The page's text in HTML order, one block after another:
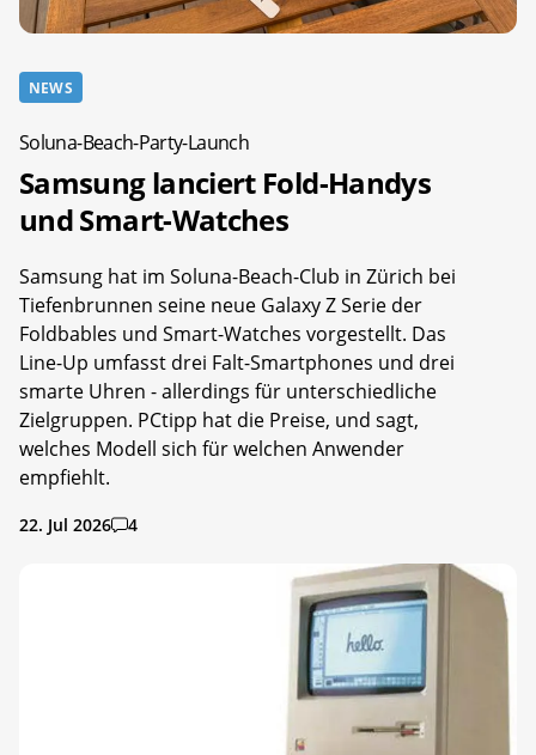
NEWS
Soluna-Beach-Party-Launch
Samsung lanciert Fold-Handys
und Smart-Watches
Samsung hat im Soluna-Beach-Club in Zürich bei
Tiefenbrunnen seine neue Galaxy Z Serie der
Foldbables und Smart-Watches vorgestellt. Das
Line-Up umfasst drei Falt-Smartphones und drei
smarte Uhren - allerdings für unterschiedliche
Zielgruppen. PCtipp hat die Preise, und sagt,
welches Modell sich für welchen Anwender
empfiehlt.
22. Jul 2026 4